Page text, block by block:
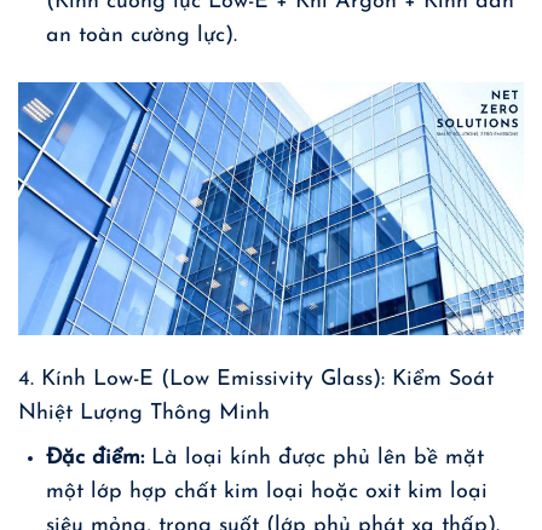
an toàn cường lực).
4. Kính Low-E (Low Emissivity Glass): Kiểm Soát
Nhiệt Lượng Thông Minh
Đặc điểm:Là loại kính được phủ lên bề mặt
một lớp hợp chất kim loại hoặc oxit kim loại
siêu mỏng, trong suốt (lớp phủ phát xạ thấp).